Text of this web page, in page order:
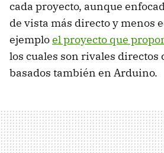
cada proyecto, aunque
de vista más directo y menos
ejemploel proyecto que
los cuales son rivales directos
basados también en Arduino.